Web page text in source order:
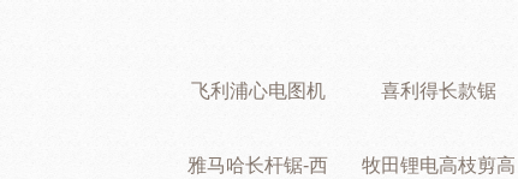
飞利浦心电图机 喜利得长款锯
雅马哈长杆锯-西
牧田锂电高枝剪高